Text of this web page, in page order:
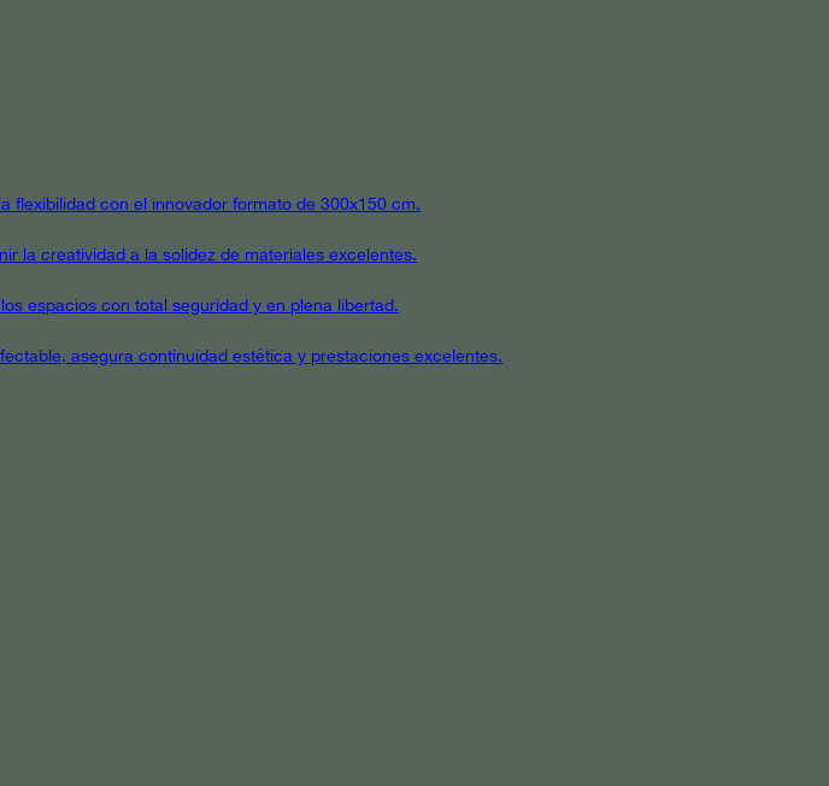
flexibilidad con el innovador formato de 300x150 cm.
la creatividad a la solidez de materiales excelentes.
espacios con total seguridad y en plena libertad.
asegura continuidad estética y prestaciones excelentes.